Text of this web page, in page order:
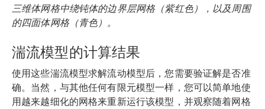
三维体网格中绕钝体的边界层网格（紫红色），以及周围
的四面体网格（青色）。
湍流模型的计算结果
使用这些湍流模型求解流动模型后，您需要验证解是否准
确。当然，与其他任何有限元模型一样，您可以简单地使
用越来越细化的网格来重新运行该模型，并观察随着网格